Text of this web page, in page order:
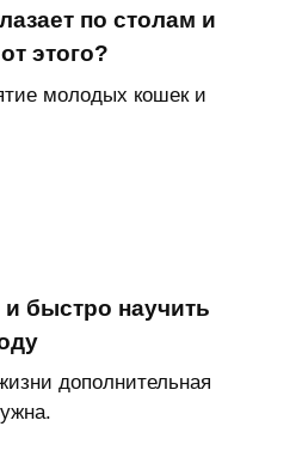
по столам и
этого?
молодых кошек и
быстро научить
дополнительная